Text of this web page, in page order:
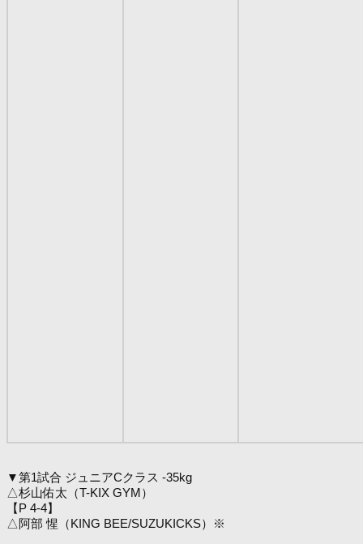
▼第1試合 ジュニアCクラス -35kg
△杉山佑太（T-KIX GYM）
【P 4-4】
△阿部 惺（KING BEE/SUZUKICKS）※